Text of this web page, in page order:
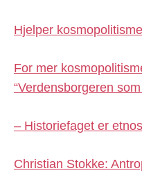
Hjelper
For mer
“Verdensborgeren
– Historiefaget er
Christian Stokke: